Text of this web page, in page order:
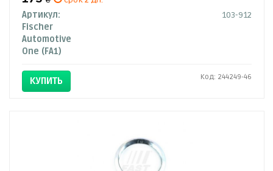
Артикул:
103-912
Fischer
Automotive
One (FA1)
КУПИТЬ Код: 244249-46